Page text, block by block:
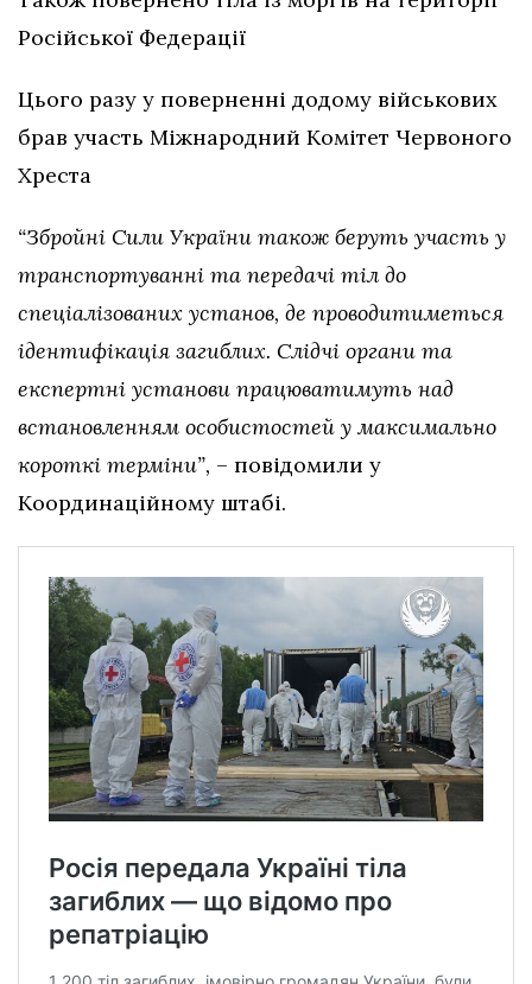
Російської Федерації
Цього разу у поверненні додому військових
брав участь Міжнародний Комітет Червоного
Хреста
“Збройні Сили України також беруть участь у
транспортуванні та передачі тіл до
спеціалізованих установ, де проводитиметься
ідентифікація загиблих. Слідчі органи та
експертні установи працюватимуть над
встановленням особистостей у максимально
короткі терміни”, – повідомили у
Координаційному штабі.